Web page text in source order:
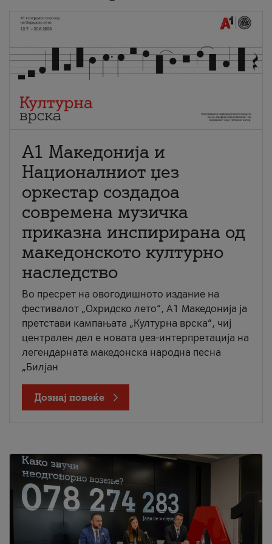
А1 Македонија и
Националниот џез
оркестар создадоа
современа музичка
приказна инспирирана од
македонското културно
наследство
Во пресрет на овогодишното издание на
фестивалот „Охридско лето“, А1 Македонија ја
претстави кампањата „Културна врска“, чиј
централен дел е новата џез-интерпретација на
легендарната македонска народна песна
„Билјан
Дознај повеќе